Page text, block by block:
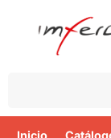
Inicio